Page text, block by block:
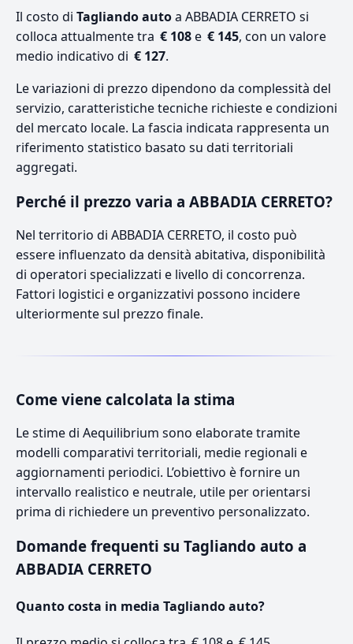
Il costo di Tagliando autoa ABBADIA CERRETO si
colloca attualmente tra € 108e € 145, con un valore
medio indicativo di € 127.
Le variazioni di prezzo dipendono da complessità del
servizio, caratteristiche tecniche richieste e condizioni
del mercato locale. La fascia indicata rappresenta un
riferimento statistico basato su dati territoriali
aggregati.
Perché il prezzo varia a ABBADIA CERRETO?
Nel territorio di ABBADIA CERRETO, il costo può
essere influenzato da densità abitativa, disponibilità
di operatori specializzati e livello di concorrenza.
Fattori logistici e organizzativi possono incidere
ulteriormente sul prezzo finale.
Come viene calcolata la stima
Le stime di Aequilibrium sono elaborate tramite
modelli comparativi territoriali, medie regionali e
aggiornamenti periodici. L’obiettivo è fornire un
intervallo realistico e neutrale, utile per orientarsi
prima di richiedere un preventivo personalizzato.
Domande frequenti su Tagliando auto a
ABBADIA CERRETO
Quanto costa in media Tagliando auto?